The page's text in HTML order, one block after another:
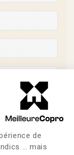
de
… mais
?